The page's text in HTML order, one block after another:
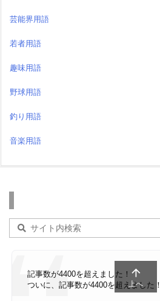
芸能界用語
若者用語
趣味用語
野球用語
釣り用語
音楽用語
記事数が4400を超えました！
ついに、記事数が4400を超えました！

上へ